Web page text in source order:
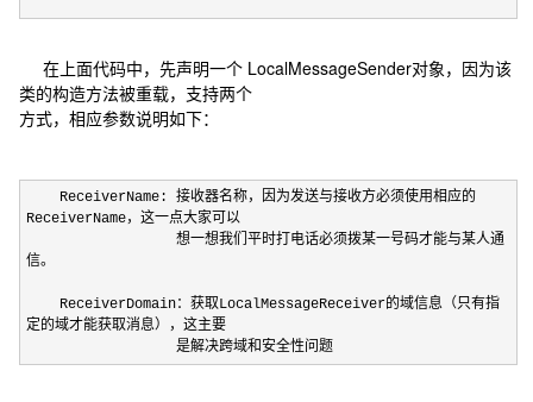
在上面代码中，先声明一个 LocalMessageSender对象，因为该
类的构造方法被重载，支持两个
方式，相应参数说明如下：
ReceiverName: 接收器名称，因为发送与接收方必须使用相应的
ReceiverName，这一点大家可以
想一想我们平时打电话必须拨某一号码才能与某人通
信。
ReceiverDomain：获取LocalMessageReceiver的域信息（只有指
定的域才能获取消息），这主要
是解决跨域和安全性问题